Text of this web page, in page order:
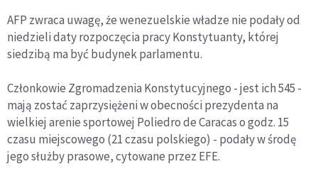
AFP zwraca uwagę, że wenezuelskie władze nie podały od
niedzieli daty rozpoczęcia pracy Konstytuanty, której
siedzibą ma być budynek parlamentu.
Członkowie Zgromadzenia Konstytucyjnego - jest ich 545 -
mają zostać zaprzysiężeni w obecności prezydenta na
wielkiej arenie sportowej Poliedro de Caracas o godz. 15
czasu miejscowego (21 czasu polskiego) - podały w środę
jego służby prasowe, cytowane przez EFE.